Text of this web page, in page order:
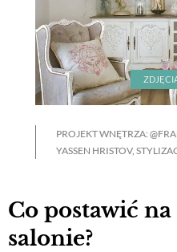
PROJEKT WNĘTRZA:
YASSEN HRISTOV,
Co postawić
salonie?